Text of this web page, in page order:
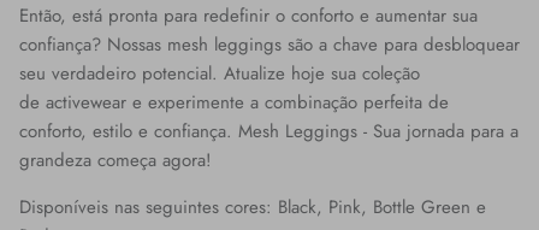
Então, está pronta para redefinir o conforto e aumentar sua
confiança? Nossas mesh leggings são a chave para desbloquear
seu verdadeiro potencial. Atualize hoje sua coleção
de activewear e experimente a combinação perfeita de
conforto, estilo e confiança. Mesh Leggings - Sua jornada para a
grandeza começa agora!
Disponíveis nas seguintes cores: Black, Pink, Bottle Green e